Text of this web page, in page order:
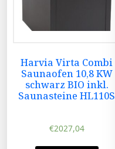
Harvia Virta Combi
Saunaofen 10,8 KW
schwarz BIO inkl.
Saunasteine HL110S
€2027,04